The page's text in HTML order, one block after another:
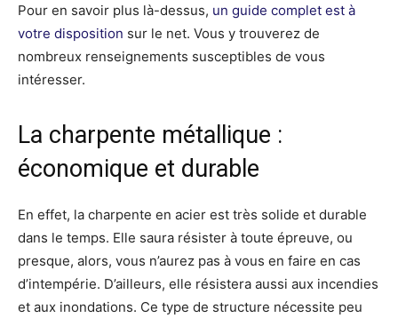
Pour en savoir plus là-dessus, un guide complet est à
votre disposition sur le net. Vous y trouverez de
nombreux renseignements susceptibles de vous
intéresser.
La charpente métallique :
économique et durable
En effet, la charpente en acier est très solide et durable
dans le temps. Elle saura résister à toute épreuve, ou
presque, alors, vous n’aurez pas à vous en faire en cas
d’intempérie. D’ailleurs, elle résistera aussi aux incendies
et aux inondations. Ce type de structure nécessite peu